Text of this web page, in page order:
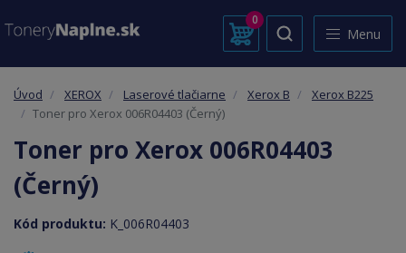
0
Menu
Úvod XEROX Laserové tlačiarne Xerox B
Xerox B225
Toner pro Xerox 006R04403 (Černý)
Toner pro Xerox 006R04403
(Černý)
Kód produktu: K_006R04403